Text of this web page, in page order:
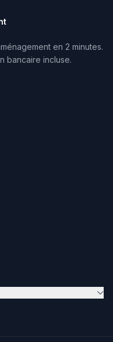
en 2 minutes.
bancaire incluse.